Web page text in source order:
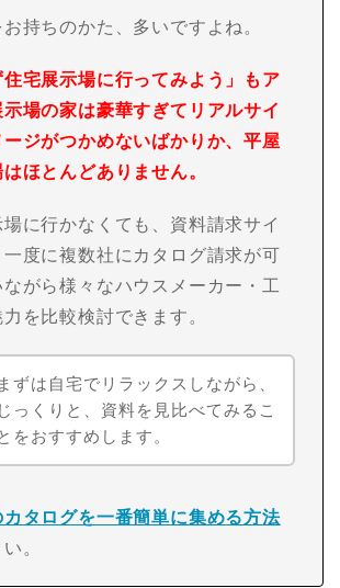
持ちのかた、多いですよね。
住宅展示場に行ってみよう」もア
示場の家は豪華すぎてリアルサイ
ジがつかめないばかりか、平屋
ほとんどありません。
に行かなくても、資料請求サイ
一度に複数社にカタログ請求が可
がら様々なハウスメーカー・工
を比較検討できます。
まずは自宅でリラックスしながら、
じっくりと、資料を見比べてみるこ
をおすすめします。
カタログを一番簡単に集める方法
。